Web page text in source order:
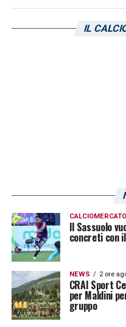
continua ad
allettante.
IL
CALCIOMERCATO
Il Sassuolo
concreti con
NEWS 2 ore
CRAI Sport
per Maldini
gruppo